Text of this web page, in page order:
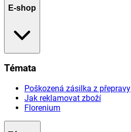
E-shop
Témata
Poškozená zásilka z přepravy
Jak reklamovat zboží
Florenium